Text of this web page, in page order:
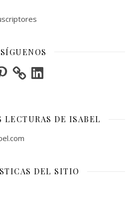
SÍGUENOS
LinkedIn
LECTURAS DE ISABEL
DEL SITIO